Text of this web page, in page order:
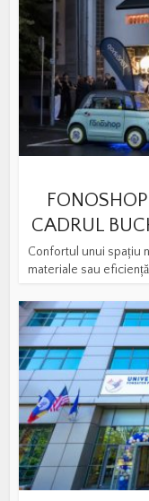
CADRUL
Confortul unui spațiu
materiale sau